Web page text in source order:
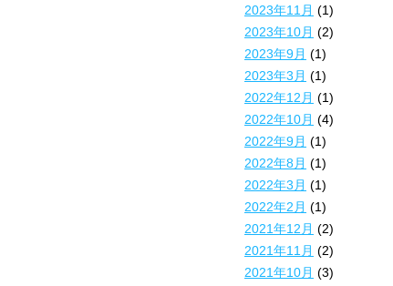
2023年11月 (1)
2023年10月 (2)
2023年9月 (1)
2023年3月 (1)
2022年12月 (1)
2022年10月 (4)
2022年9月 (1)
2022年8月 (1)
2022年3月 (1)
2022年2月 (1)
2021年12月 (2)
2021年11月 (2)
2021年10月 (3)